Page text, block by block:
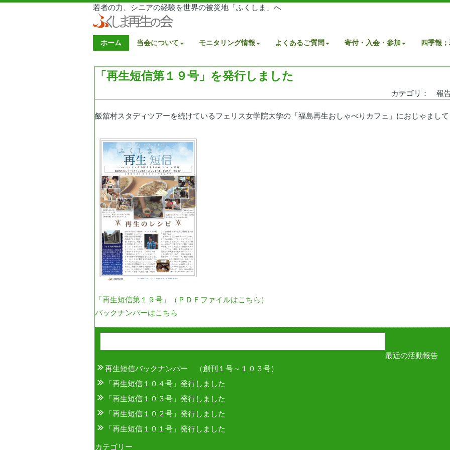
若者の力、シニアの経験を世界の被災地「ふくしま」へ
ホーム 当会について モニタリング情報 よくあるご質問 寄付・入会・参加 四季報
「再生短信第１９号」を発行しました
カテゴリ： 報
飯舘村スタディツアーを続けているフェリス女学院大学の「福島再生おしゃべりカフェ」におじゃまし
「再生短信第１９号」（ＰＤＦファイルはこちら）
バックナンバーはこちら
最近の活動報告
再生短信バックナンバー （創刊１号～１０３号）
「再生短信１０４号」発行しました
「再生短信１０３号」発行しました
「再生短信１０２号」発行しました
「再生短信１０１号」発行しました
カテゴリー